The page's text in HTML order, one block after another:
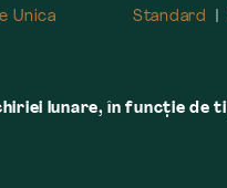
Unica
Standard
lunare, în funcție de